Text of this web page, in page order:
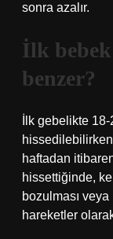
sonra azalır.
İlk
benzer?
İlk gebelikte
haftadan
hissettiğinde,
bozulması veya
hareketler